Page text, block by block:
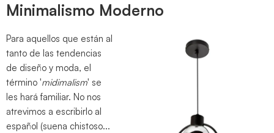
Minimalismo Moderno
Para aquellos que están al
tanto de las tendencias
de diseño y moda, el
término 'midimalism' se
les hará familiar. No nos
atrevimos a escribirlo al
español (suena chistoso...